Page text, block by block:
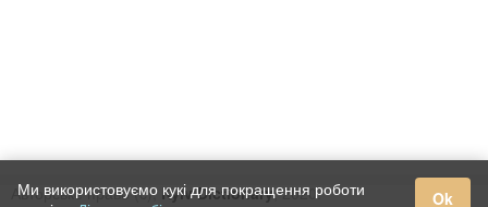
Ми використовуємо кукі для покращення роботи
Ok
Авторське право (c), Kyiv Dictionary, 2020.